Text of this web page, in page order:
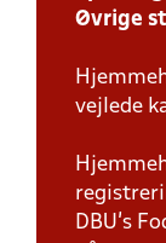
Øvrige
vejlede
DBU’s